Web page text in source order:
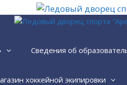
Сведения об
хоккейной экипировки